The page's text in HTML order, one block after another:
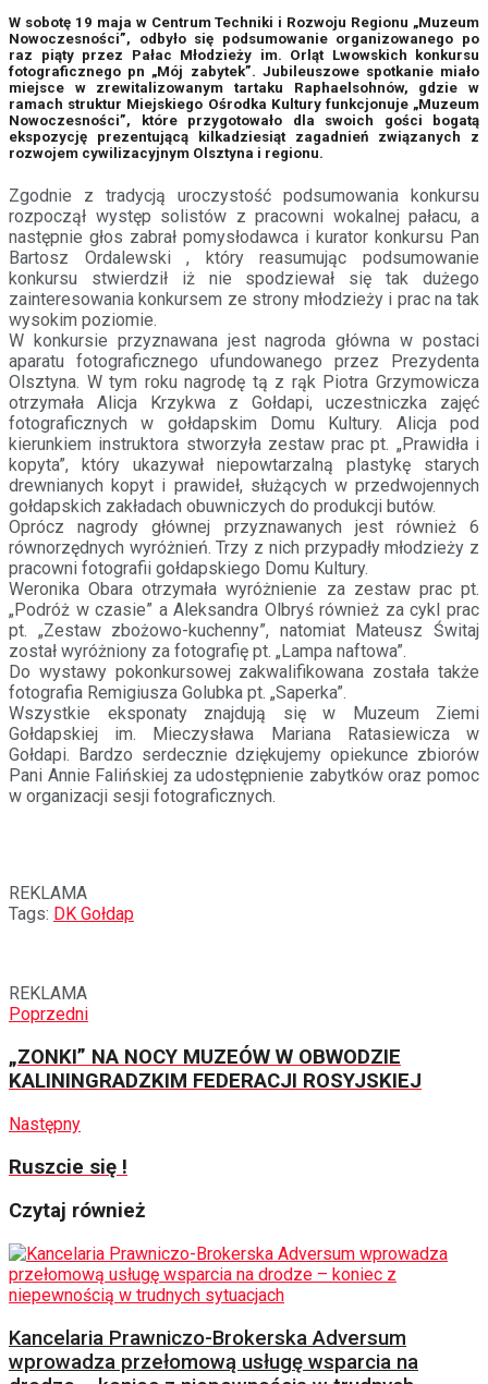
W sobotę 19 maja w Centrum Techniki i Rozwoju Regionu „Muzeum
Nowoczesności”, odbyło się podsumowanie organizowanego po
raz piąty przez Pałac Młodzieży im. Orląt Lwowskich konkursu
fotograficznego pn „Mój zabytek”. Jubileuszowe spotkanie miało
miejsce w zrewitalizowanym tartaku Raphaelsohnów, gdzie w
ramach struktur Miejskiego Ośrodka Kultury funkcjonuje „Muzeum
Nowoczesności”, które przygotowało dla swoich gości bogatą
ekspozycję prezentującą kilkadziesiąt zagadnień związanych z
rozwojem cywilizacyjnym Olsztyna i regionu.
Zgodnie z tradycją uroczystość podsumowania konkursu
rozpoczął występ solistów z pracowni wokalnej pałacu, a
następnie głos zabrał pomysłodawca i kurator konkursu Pan
Bartosz Ordalewski , który reasumując podsumowanie
konkursu stwierdził iż nie spodziewał się tak dużego
zainteresowania konkursem ze strony młodzieży i prac na tak
wysokim poziomie.
W konkursie przyznawana jest nagroda główna w postaci
aparatu fotograficznego ufundowanego przez Prezydenta
Olsztyna. W tym roku nagrodę tą z rąk Piotra Grzymowicza
otrzymała Alicja Krzykwa z Gołdapi, uczestniczka zajęć
fotograficznych w gołdapskim Domu Kultury. Alicja pod
kierunkiem instruktora stworzyła zestaw prac pt. „Prawidła i
kopyta”, który ukazywał niepowtarzalną plastykę starych
drewnianych kopyt i prawideł, służących w przedwojennych
gołdapskich zakładach obuwniczych do produkcji butów.
Oprócz nagrody głównej przyznawanych jest również 6
równorzędnych wyróżnień. Trzy z nich przypadły młodzieży z
pracowni fotografii gołdapskiego Domu Kultury.
Weronika Obara otrzymała wyróżnienie za zestaw prac pt.
„Podróż w czasie” a Aleksandra Olbryś również za cykl prac
pt. „Zestaw zbożowo-kuchenny”, natomiat Mateusz Świtaj
został wyróżniony za fotografię pt. „Lampa naftowa”.
Do wystawy pokonkursowej zakwalifikowana została także
fotografia Remigiusza Golubka pt. „Saperka”.
Wszystkie eksponaty znajdują się w Muzeum Ziemi
Gołdapskiej im. Mieczysława Mariana Ratasiewicza w
Gołdapi. Bardzo serdecznie dziękujemy opiekunce zbiorów
Pani Annie Falińskiej za udostępnienie zabytków oraz pomoc
w organizacji sesji fotograficznych.
REKLAMA
Tags: DK Gołdap
REKLAMA
Poprzedni
„ZONKI” NA NOCY MUZEÓW W OBWODZIE
KALININGRADZKIM FEDERACJI ROSYJSKIEJ
Następny
Ruszcie się !
Czytaj również
Kancelaria Prawniczo-Brokerska Adversum
wprowadza przełomową usługę wsparcia na